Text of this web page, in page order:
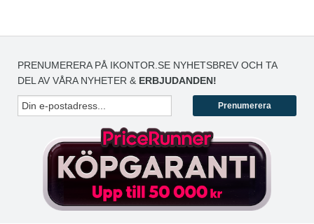
PRENUMERERA PÅ IKONTOR.SE NYHETSBREV OCH TA
DEL AV VÅRA NYHETER & ERBJUDANDEN!
Prenumerera